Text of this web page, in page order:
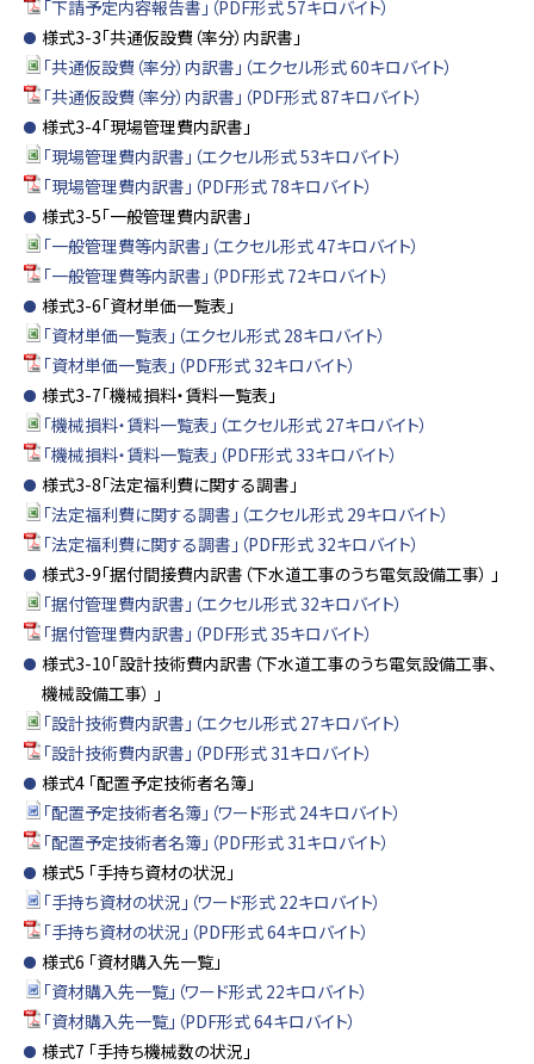
「下請予定内容報告書」（PDF形式 57キロバイト）
様式3-3「共通仮設費（率分）内訳書」
「共通仮設費（率分）内訳書」（エクセル形式 60キロバイト）
「共通仮設費（率分）内訳書」（PDF形式 87キロバイト）
様式3-4「現場管理費内訳書」
「現場管理費内訳書」（エクセル形式 53キロバイト）
「現場管理費内訳書」（PDF形式 78キロバイト）
様式3-5「一般管理費内訳書」
「一般管理費等内訳書」（エクセル形式 47キロバイト）
「一般管理費等内訳書」（PDF形式 72キロバイト）
様式3-6「資材単価一覧表」
「資材単価一覧表」（エクセル形式 28キロバイト）
「資材単価一覧表」（PDF形式 32キロバイト）
様式3-7「機械損料・賃料一覧表」
「機械損料・賃料一覧表」（エクセル形式 27キロバイト）
「機械損料・賃料一覧表」（PDF形式 33キロバイト）
様式3-8「法定福利費に関する調書」
「法定福利費に関する調書」（エクセル形式 29キロバイト）
「法定福利費に関する調書」（PDF形式 32キロバイト）
様式3-9「据付間接費内訳書（下水道工事のうち電気設備工事） 」
「据付管理費内訳書」（エクセル形式 32キロバイト）
「据付管理費内訳書」（PDF形式 35キロバイト）
様式3-10「設計技術費内訳書（下水道工事のうち電気設備工事、
機械設備工事） 」
「設計技術費内訳書」（エクセル形式 27キロバイト）
「設計技術費内訳書」（PDF形式 31キロバイト）
様式4 「配置予定技術者名簿」
「配置予定技術者名簿」（ワード形式 24キロバイト）
「配置予定技術者名簿」（PDF形式 31キロバイト）
様式5 「手持ち資材の状況」
「手持ち資材の状況」（ワード形式 22キロバイト）
「手持ち資材の状況」（PDF形式 64キロバイト）
様式6 「資材購入先一覧」
「資材購入先一覧」（ワード形式 22キロバイト）
「資材購入先一覧」（PDF形式 64キロバイト）
様式7 「手持ち機械数の状況」